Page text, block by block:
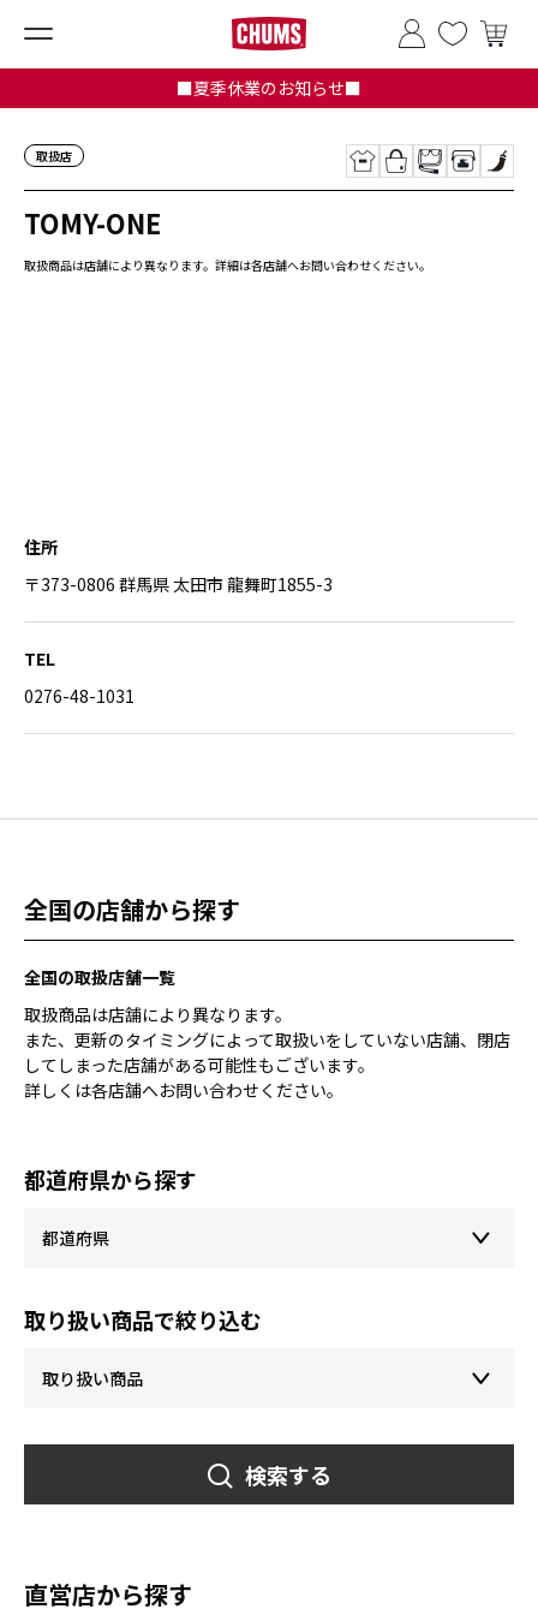
■夏季休業のお知らせ■
取扱店
TOMY-ONE
取扱商品は店舗により異なります。詳細は各店舗へお問い合わせください。
住所
〒373-0806 群馬県 太田市 龍舞町1855-3
TEL
0276-48-1031
全国の店舗から探す
全国の取扱店舗一覧
取扱商品は店舗により異なります。
また、更新のタイミングによって取扱いをしていない店舗、閉店
してしまった店舗がある可能性もございます。
詳しくは各店舗へお問い合わせください。
都道府県から探す
取り扱い商品で絞り込む
検索する
直営店から探す